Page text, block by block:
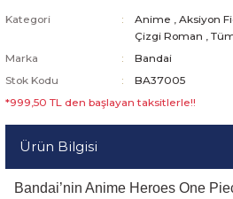
Kategori Anime , Aksiyon
Çizgi Roman ,
Marka
Bandai
Stok Kodu
BA37005
*999,50 TL den başlayan taksitlerle!!
Ürün Bilgisi
Bandai’nin Anime Heroes One